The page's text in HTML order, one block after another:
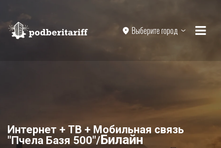
Выберите город
Интернет + ТВ + Мобильная связь
"Пчела Базя 500"/Билайн